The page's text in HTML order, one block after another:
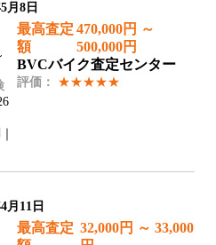
月8日
最高査定
額
470,000円 ～
500,000円
BVCバイク査定センター
評価： ★★★★★
月11日
最高査定 32,000円 ～ 33,000